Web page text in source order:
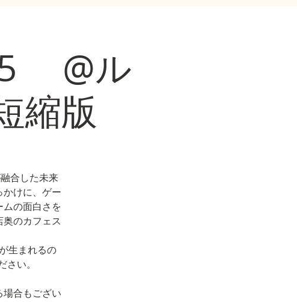
@ル
縮版
合した未来
かけに、ゲー
ムの面白さを
のカフェス
生まれるの
さい。
場合もござい